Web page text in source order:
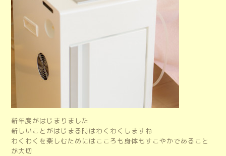
新年度がはじまりました
新しいことがはじまる時はわくわくしますね
わくわくを楽しむためにはこころも身体もすこやかであること
が大切